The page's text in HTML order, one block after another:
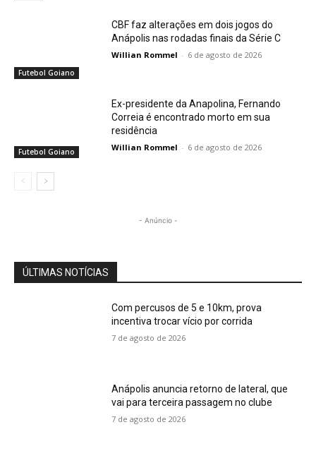
Futebol Goiano
CBF faz alterações em dois jogos do
Anápolis nas rodadas finais da Série C
Willian Rommel - 6 de agosto de 2026
Futebol Goiano
Ex-presidente da Anapolina, Fernando
Correia é encontrado morto em sua
residência
Willian Rommel - 6 de agosto de 2026
- Anúncio -
ÚLTIMAS NOTÍCIAS
Com percusos de 5 e 10km, prova
incentiva trocar vício por corrida
7 de agosto de 2026
Anápolis anuncia retorno de lateral, que
vai para terceira passagem no clube
7 de agosto de 2026